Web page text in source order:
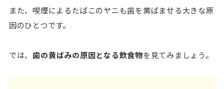
また、喫煙によるたばこのヤニも歯を黄ばませる大きな原
因のひとつです。
では、歯の黄ばみの原因となる飲食物を見てみましょう。